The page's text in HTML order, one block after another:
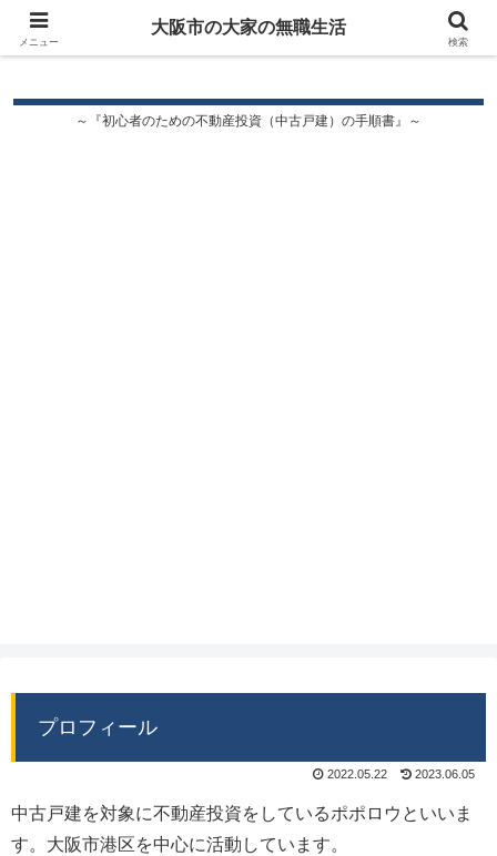
大阪市の大家の無職生活
～『初心者のための不動産投資（中古戸建）の手順書』～
プロフィール
2022.05.22 2023.06.05
中古戸建を対象に不動産投資をしているポポロウといいま
す。大阪市港区を中心に活動しています。
メニュー
大阪市の大家の無職生活
検索